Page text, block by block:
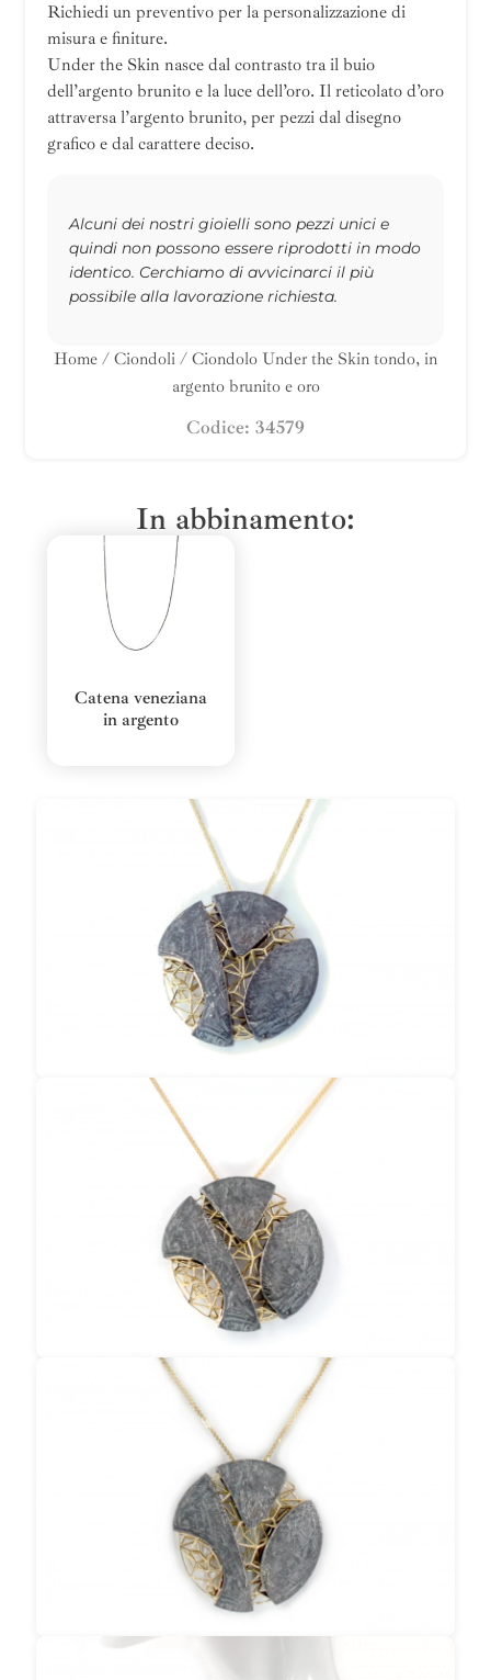
Richiedi un preventivo per la personalizzazione di
misura e finiture.
Under the Skin nasce dal contrasto tra il buio
dell’argento brunito e la luce dell’oro. Il reticolato d’oro
attraversa l’argento brunito, per pezzi dal disegno
grafico e dal carattere deciso.
Alcuni dei nostri gioielli sono pezzi unici e
quindi non possono essere riprodotti in modo
identico. Cerchiamo di avvicinarci il più
possibile alla lavorazione richiesta.
Home / Ciondoli / Ciondolo Under the Skin tondo, in
argento brunito e oro
Codice: 34579
In abbinamento:
Catena veneziana
in argento